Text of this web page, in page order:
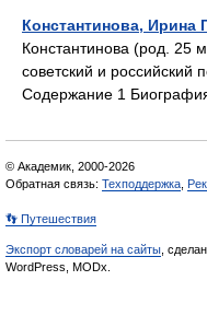
Константинова, Ирина
Константинова (род. 25
советский и российский
Содержание 1
© Академик, 2000-2026
Обратная связь: Техподдержка
👣 Путешествия
Экспорт словарей на сайты ,
WordPress, MODx.